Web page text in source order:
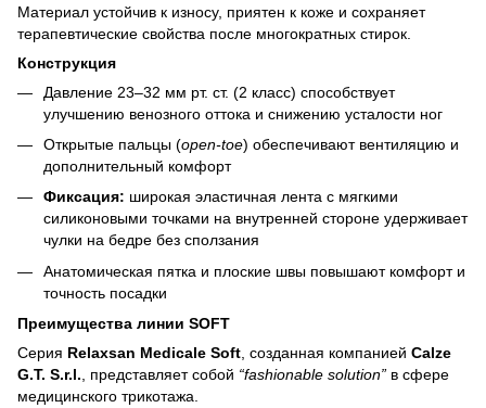
Материал устойчив к износу, приятен к коже и сохраняет
терапевтические свойства после многократных стирок.
Конструкция
Давление 23–32 мм рт. ст. (2 класс) способствует
улучшению венозного оттока и снижению усталости ног
Открытые пальцы (open-toe) обеспечивают вентиляцию и
дополнительный комфорт
Фиксация: широкая эластичная лента с мягкими
силиконовыми точками на внутренней стороне удерживает
чулки на бедре без сползания
Анатомическая пятка и плоские швы повышают комфорт и
точность посадки
Преимущества линии SOFT
Серия Relaxsan Medicale Soft , созданная компанией Calze
G.T. S.r.l. , представляет собой “fashionable solution” в сфере
медицинского трикотажа.